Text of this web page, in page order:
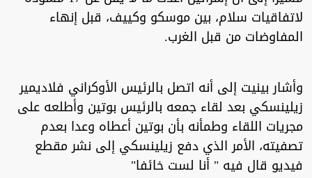
لاتفاقيات سلام، بين موسكو وكييف، قبل إنهاء
المفاوضات من قبل الغرب.
وأشار بينيت إلى أنه اتصل بالرئيس الأوكراني فلاديمير
زيلينسكي بعد لقاء جمعه بالرئيس بوتين وأطلعه على
مجريات اللقاء وطمأنه بأن بوتين أعطاه وعدا بعدم
تصفيته، الأمر الذي دفع زيلينسكي إلى نشر مقطع
فيديو قال فيه " أنا لست خائفا"